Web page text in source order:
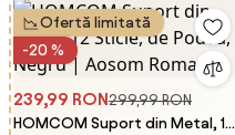
Ofertă limitată
-20 %
239,99 RON299,99 RON
HOMCOM Suport din Metal, 12